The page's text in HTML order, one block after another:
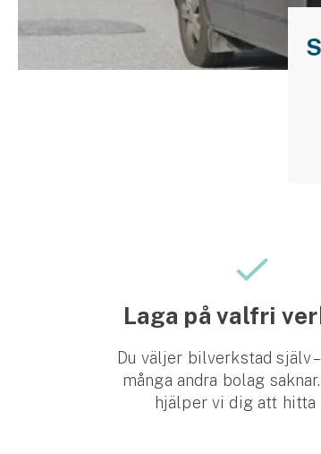
Båt
JakthundsförsäkringLaga på valfri
Du väljer bilverkstad själv
många andra bolag
hjälper vi dig att hitta